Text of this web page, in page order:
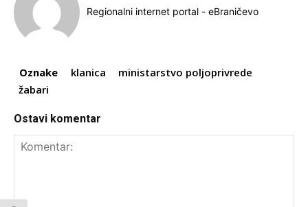
Regionalni internet portal - eBraničevo
Oznake klanica
ministarstvo poljoprivrede
žabari
Ostavi komentar